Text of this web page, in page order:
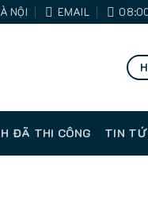
NỘI EMAIL
ĐÃ THI CÔNG TIN